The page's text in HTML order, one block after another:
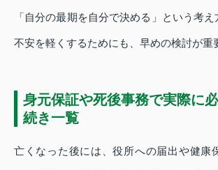
「自分の最期を自分で決める」という考
不安を軽くするためにも、早めの検討が重
身元保証や死後事務で実際に
続き一覧
亡くなった後には、役所への届出や健康